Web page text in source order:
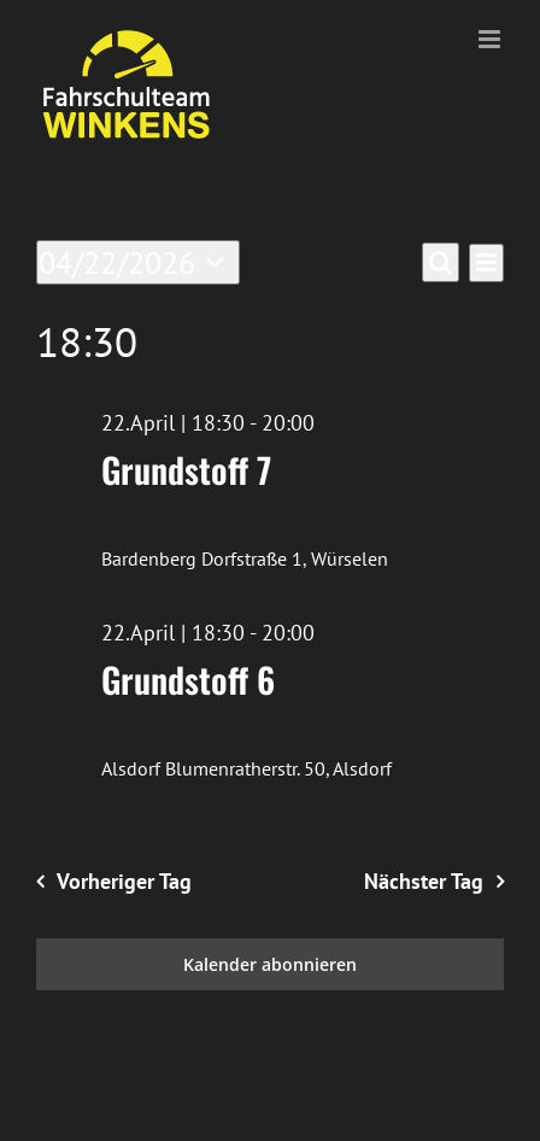
springen
Veranstaltungen
für
22/April/2026
Suche
Datum
wählen.
18:30
Grundstoff 7
22.April | 18:30 - 20:00
Bardenberg Dorfstraße 1, Würselen
Grundstoff 6
22.April | 18:30 - 20:00
Alsdorf Blumenratherstr. 50, Alsdorf
Vorheriger Tag Nächster Tag
Kalender abonnieren